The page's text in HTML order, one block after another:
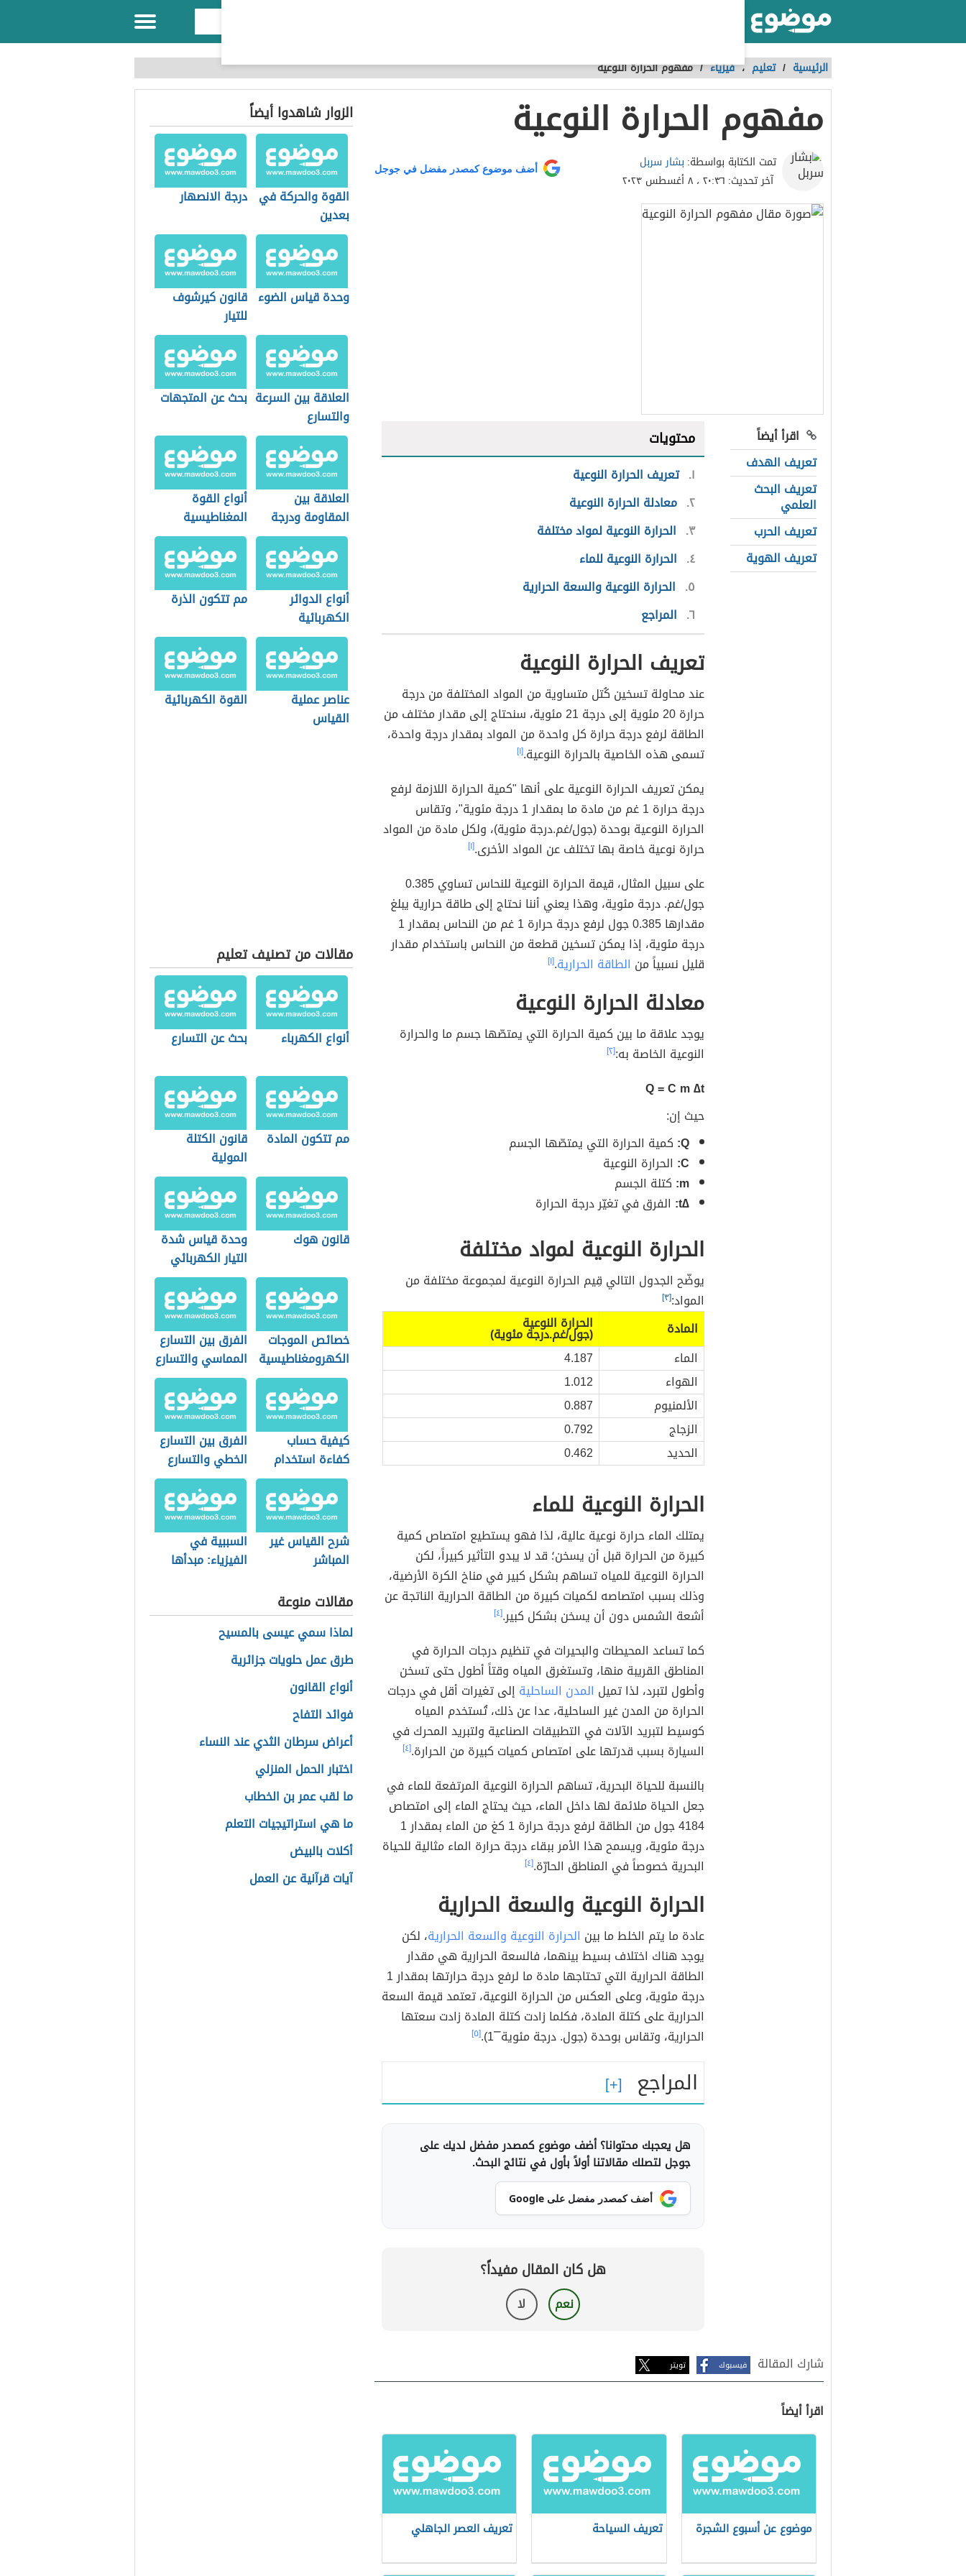
الرئيسية / تعليم ،فيزياء /مفهوم الحرارة النوعية
مفهوم الحرارة النوعية
تمت الكتابة بواسطة: بشار سربل
آخر تحديث: ٢٠:٣٦ ، ٨ أغسطس ٢٠٢٣
أضف موضوع كمصدر مفضل في جوجل
اقرأ أيضاً
تعريف الهدف
تعريف البحث
العلمي
تعريف الحرب
تعريف الهوية
محتويات
١ تعريف الحرارة النوعية
٢ معادلة الحرارة النوعية
٣ الحرارة النوعية لمواد مختلفة
٤ الحرارة النوعية للماء
٥ الحرارة النوعية والسعة الحرارية
٦ المراجع
تعريف الحرارة النوعية
عند محاولة تسخين كُتل متساوية من المواد المختلفة من درجة
حرارة 20 مئوية إلى درجة 21 مئوية، سنحتاج إلى مقدار مختلف من
الطاقة لرفع درجة حرارة كل واحدة من المواد بمقدار درجة واحدة،
تسمى هذه الخاصية بالحرارة النوعية.[١]
يمكن تعريف الحرارة النوعية على أنها "كمية الحرارة اللازمة لرفع
درجة حرارة 1 غم من مادة ما بمقدار 1 درجة مئوية"، وتقاس
الحرارة النوعية بوحدة (جول/غم.درجة مئوية)، ولكل مادة من المواد
حرارة نوعية خاصة بها تختلف عن المواد الأخرى.[١]
على سبيل المثال، قيمة الحرارة النوعية للنحاس تساوي 0.385
جول/غم. درجة مئوية، وهذا يعني أننا نحتاج إلى طاقة حرارية يبلغ
مقدارها 0.385 جول لرفع درجة حرارة 1 غم من النحاس بمقدار 1
درجة مئوية، إذا يمكن تسخين قطعة من النحاس باستخدام مقدار
قليل نسبياً من الطاقة الحرارية.[١]
معادلة الحرارة النوعية
يوجد علاقة ما بين كمية الحرارة التي يمتصّها جسم ما والحرارة
النوعية الخاصة به:[٢]
Q = C m ∆t
حيث إن:
Q: كمية الحرارة التي يمتصّها الجسم
C: الحرارة النوعية
m: كتلة الجسم
∆t: الفرق في تغيّر درجة الحرارة
الحرارة النوعية لمواد مختلفة
يوضّح الجدول التالي قِيم الحرارة النوعية لمجموعة مختلفة من
المواد:[٣]
المادة الحرارة النوعية
(جول/غم.درجة مئوية)
الماء
4.187
الهواء
1.012
الألمنيوم
0.887
الزجاج
0.792
الحديد
0.462
الحرارة النوعية للماء
يمتلك الماء حرارة نوعية عالية، لذا فهو يستطيع امتصاص كمية
كبيرة من الحرارة قبل أن يسخن؛ قد لا يبدو التأثير كبيراً، لكن
الحرارة النوعية للمياه تساهم بشكل كبير في مناخ الكرة الأرضية،
وذلك بسبب امتصاصه لكميات كبيرة من الطاقة الحرارية الناتجة عن
أشعة الشمس دون أن يسخن بشكل كبير.[٤]
كما تساعد المحيطات والبحيرات في تنظيم درجات الحرارة في
المناطق القريبة منها، وتستغرق المياه وقتاً أطول حتى تسخن
وأطول لتبرد، لذا تميل المدن الساحلية إلى تغيرات أقل في درجات
الحرارة من المدن غير الساحلية، عدا عن ذلك، تُستخدم المياه
كوسيط لتبريد الآلات في التطبيقات الصناعية ولتبريد المحرك في
السيارة بسبب قدرتها على امتصاص كميات كبيرة من الحرارة.[٤]
بالنسبة للحياة البحرية، تساهم الحرارة النوعية المرتفعة للماء في
جعل الحياة ملائمة لها داخل الماء، حيث يحتاج الماء إلى امتصاص
4184 جول من الطاقة لرفع درجة حرارة 1 كغ من الماء بمقدار 1
درجة مئوية، ويسمح هذا الأمر ببقاء درجة حرارة الماء مثالية للحياة
البحرية خصوصاً في المناطق الحارّة.[٤]
الحرارة النوعية والسعة الحرارية
عادة ما يتم الخلط ما بين الحرارة النوعية والسعة الحرارية، لكن
يوجد هناك اختلاف بسيط بينهما، فالسعة الحرارية هي مقدار
الطاقة الحرارية التي تحتاجها مادة ما لرفع درجة حرارتها بمقدار 1
درجة مئوية، وعلى العكس من الحرارة النوعية، تعتمد قيمة السعة
الحرارية على كتلة المادة، فكلما زادت كتلة المادة زادت سعتها
الحرارية، وتقاس بوحدة (جول. درجة مئوية⎺1).
[٥]
المراجع
هل يعجبك محتوانا؟ أضف موضوع كمصدر مفضل لديك على
جوجل لتصلك مقالاتنا أولاً بأول في نتائج البحث.
أضف كمصدر مفضل على Google
هل كان المقال مفيداً؟
نعم لا
شارك المقالة فيسبوك تويتر
اقرأ أيضاً
موضوع عن أسبوع الشجرة تعريف السياحة تعريف العصر الجاهلي
الزوار شاهدوا أيضاً
القوة والحركة في
بعدين
درجة الانصهار
وحدة قياس الضوء قانون كيرشوف
للتيار
العلاقة بين السرعة
والتسارع
بحث عن المتجهات
العلاقة بين
المقاومة ودرجة
الحرارة
أنواع القوة
المغناطيسية
أنواع الدوائر
الكهربائية
مم تتكون الذرة
عناصر عملية
القياس
القوة الكهربائية
مقالات من تصنيف تعليم
أنواع الكهرباء بحث عن التسارع
مم تتكون المادة
قانون الكتلة
المولية
قانون هوك
وحدة قياس شدة
التيار الكهربائي
خصائص الموجات
الكهرومغناطيسية
الفرق بين التسارع
المماسي والتسارع
المركزي
كيفية حساب
كفاءة استخدام
الماء
الفرق بين التسارع
الخطي والتسارع
الزاوي
شرح القياس غير
المباشر
السببية في
الفيزياء: مبدأها
مقالات منوعة
لماذا سمي عيسى بالمسيح
طرق عمل حلويات جزائرية
أنواع القانون
فوائد التفاح
أعراض سرطان الثدي عند النساء
اختبار الحمل المنزلي
ما لقب عمر بن الخطاب
ما هي استراتيجيات التعلم
أكلات بالبيض
آيات قرآنية عن العمل